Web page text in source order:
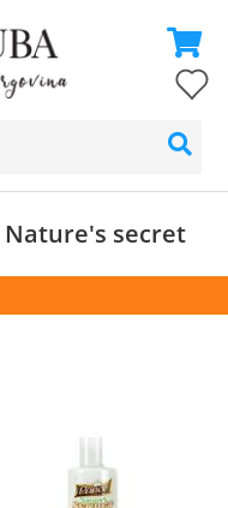
Nature's secret